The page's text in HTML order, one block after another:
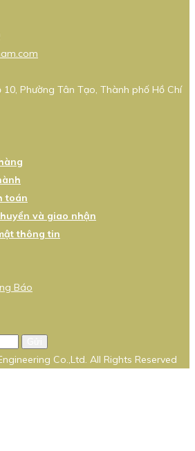
10, Phường Tân Tạo, Thành phố Hồ Chí
toán
và giao nhận
thông tin
Co.,Ltd. All Rights Reserved